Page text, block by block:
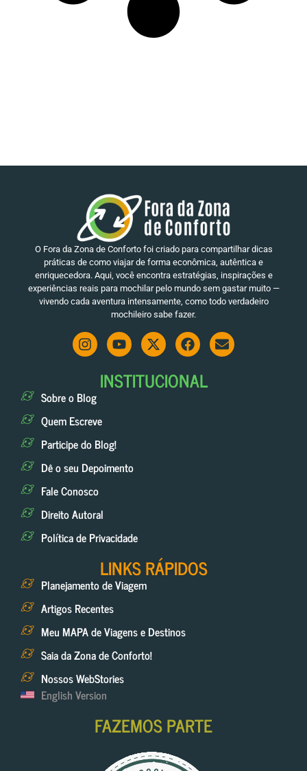
O Fora da Zona de Conforto foi criado para compartilhar dicas
práticas de como viajar de forma econômica, autêntica e
enriquecedora. Aqui, você encontra estratégias, inspirações e
experiências reais para mochilar pelo mundo sem gastar muito —
vivendo cada aventura intensamente, como todo verdadeiro
mochileiro sabe fazer.
INSTITUCIONAL
Sobre o Blog
Quem Escreve
Participe do Blog!
Dê o seu Depoimento
Fale Conosco
Direito Autoral
Política de Privacidade
LINKS RÁPIDOS
Planejamento de Viagem
Artigos Recentes
Meu MAPA de Viagens e Destinos
Saia da Zona de Conforto!
Nossos WebStories
English Version
FAZEMOS PARTE